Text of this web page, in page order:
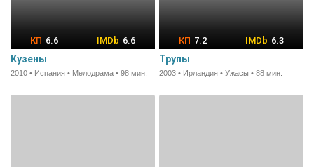
6.6 6.6
Кузены
2010 • Испания • Мелодрама • 98 мин.
7.2 6.3
Трупы
2003 • Ирландия • Ужасы • 88 мин.